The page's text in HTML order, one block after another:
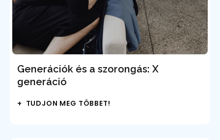
Generációk és a szorongás: X
generáció
+ TUDJON MEG TÖBBET!